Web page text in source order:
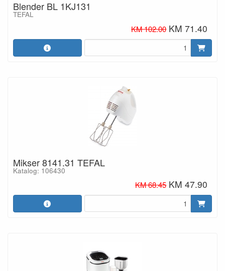
Blender BL 1KJ131
TEFAL
KM 102.00 KM 71.40
Mikser 8141.31 TEFAL
Katalog: 106430
KM 68.45 KM 47.90